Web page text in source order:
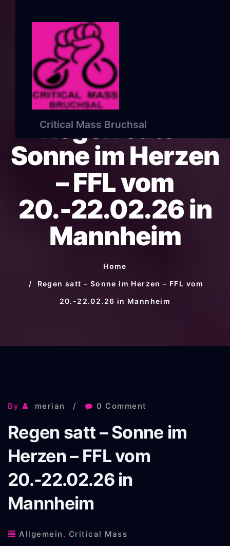
Critical Mass Bruchsal
Regen satt –
Sonne im Herzen
– FFL vom
20.-22.02.26 in
Mannheim
Home
Regen satt – Sonne im Herzen – FFL vom
20.-22.02.26 in Mannheim
By merian 0 Comment
Regen satt – Sonne im
Herzen – FFL vom
20.-22.02.26 in
Mannheim
Allgemein , Critical Mass